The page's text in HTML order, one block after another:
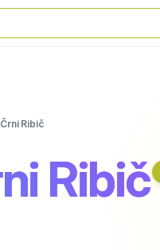
Ribič
Ribič